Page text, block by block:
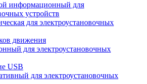
информационный для
устройств
для электроустановочных
движения
для электроустановочных
USB
для электроустановочных